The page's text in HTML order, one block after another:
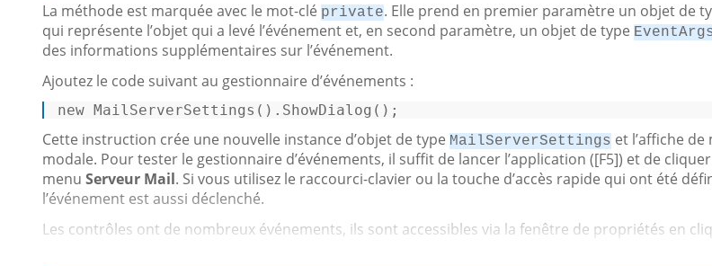
La méthode est marquée avec le mot-clé private. Elle prend en premier paramètre un objet de
qui représente l’objet qui a levé l’événement et, en second paramètre, un objet de type
des informations supplémentaires sur l’événement.
Ajoutez le code suivant au gestionnaire d’événements :
new MailServerSettings () .ShowDialog ();
Cette instruction crée une nouvelle instance d’objet de type MailServerSettings et l’affiche de
modale. Pour tester le gestionnaire d’événements, il suffit de lancer l’application ([F5]) et de
menu Serveur Mail. Si vous utilisez le raccourci-clavier ou la touche d’accès rapide qui ont été
l’événement est aussi déclenché.
Les contrôles ont de nombreux événements, ils sont accessibles via la fenêtre de propriétés en